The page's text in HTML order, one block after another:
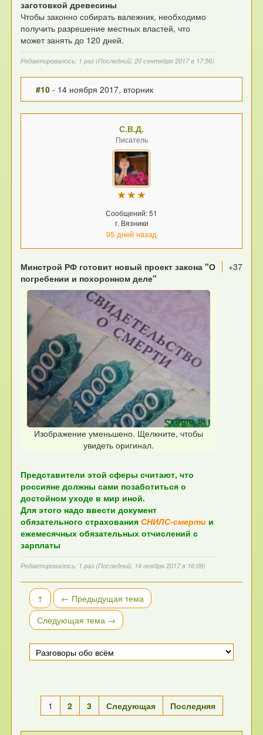
заготовкой древесины
Чтобы законно собирать валежник, необходимо
получить разрешение местных властей, что
может занять до 120 дней.
Редактировалось: 1 раз (Последний: 20 сентября 2017 в 17:56)
#10 - 14 ноября 2017, вторник
С.В.Д.
Писатель
Сообщений: 51
г. Вязники
95 дней назад
+37
Минстрой РФ готовит новый проект закона "О
погребении и похоронном деле"
Изображение уменьшено. Щелкните, чтобы
увидеть оригинал.
Представители этой сферы считают, что
россияне должны сами позаботиться о
достойном уходе в мир иной.
Для этого надо ввести документ
обязательного страхованияСНИЛС-смерти и
ежемесячных обязательных отчислений с
зарплаты
Редактировалось: 1 раз (Последний: 14 ноября 2017 в 16:09)
↑
← Предыдущая тема
Следующая тема →
1 2 3 Следующая Последняя